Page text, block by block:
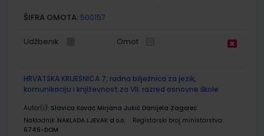
ŠIFRA OMOTA: 500157
Udžbenik Omot
HRVATSKA KRIJESNICA 7; radna bilježnica za jezik,
komunikaciju i književnost za VII. razred osnovne škole
Autor(i): Slavica Kovač Mirjana Jukić Danijela Zagorec
Nakladnik: NAKLADA LJEVAK d.o.o.
Registarski broj ministarstva:
6746-DOM